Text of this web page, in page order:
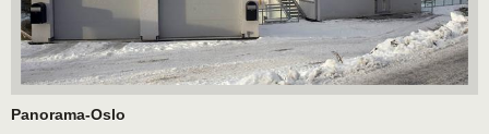
Panorama-Oslo